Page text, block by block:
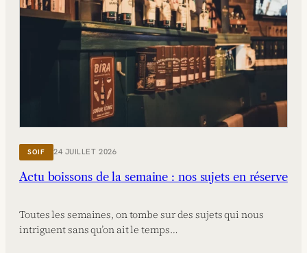
SOIF 24 JUILLET 2026
Actu boissons de la semaine : nos sujets en réserve
Toutes les semaines, on tombe sur des sujets qui nous
intriguent sans qu’on ait le temps…